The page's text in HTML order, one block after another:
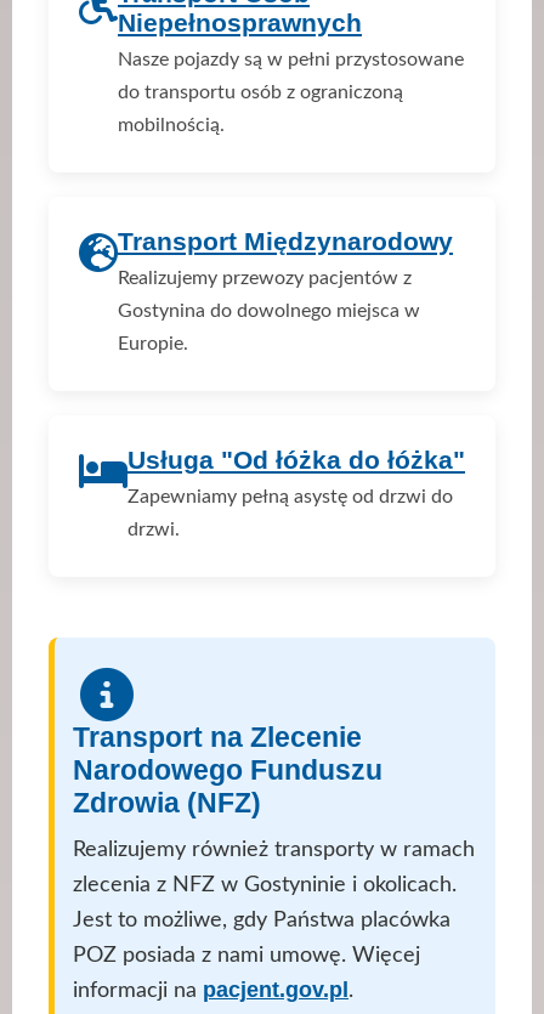
Niepełnosprawnych
Nasze pojazdy są w pełni przystosowane
do transportu osób z ograniczoną
mobilnością.
Transport Międzynarodowy
Realizujemy przewozy pacjentów z
Gostynina do dowolnego miejsca w
Europie.
Usługa "Od łóżka do łóżka"
Zapewniamy pełną asystę od drzwi do
drzwi.
Transport na Zlecenie
Narodowego Funduszu
Zdrowia (NFZ)
Realizujemy również transporty w ramach
zlecenia z NFZ w Gostyninie i okolicach.
Jest to możliwe, gdy Państwa placówka
POZ posiada z nami umowę. Więcej
informacji na pacjent.gov.pl.